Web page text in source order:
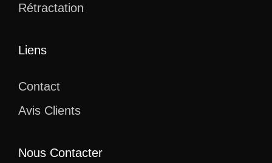
Rétractation
Liens
Contact
Avis Clients
Nous Contacter